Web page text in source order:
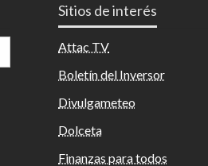
Sitios de interés
Attac TV
Boletín del Inversor
Divulgameteo
Dolceta
Finanzas para todos